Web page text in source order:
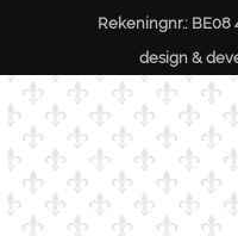
Rekeningnr.: BE08
design &